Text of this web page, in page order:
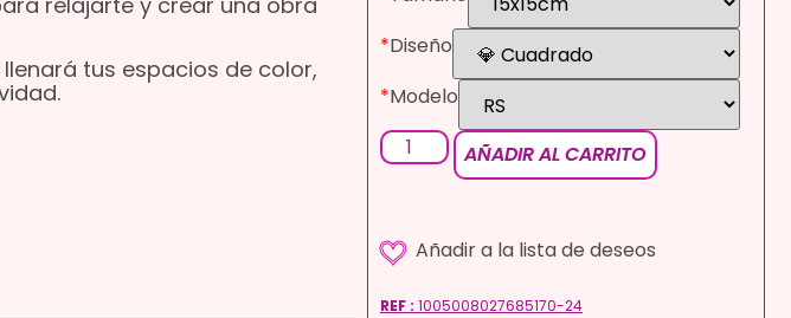
llenará tus espacios de color,
*Diseño
*Modelo
AÑADIR AL CARRITO
REF : 1005008027685170-24